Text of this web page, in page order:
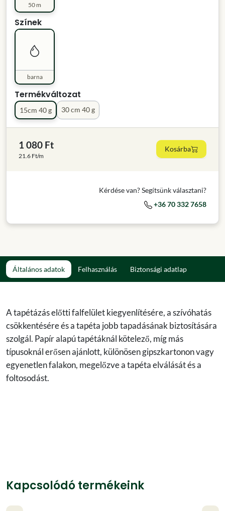
50 m
Színek
barna
Termékváltozat
15cm 40 g 30 cm 40 g
1 080 Ft
21.6 Ft/m
Kosárba
Kérdése van? Segítsünk választani?
+36 70 332 7658
Általános adatok Felhasználás Biztonsági adatlap
A tapétázás előtti falfelület kiegyenlítésére, a szívóhatás
csökkentésére és a tapéta jobb tapadásának biztosítására
szolgál. Papír alapú tapétáknál kötelező, míg más
típusoknál erősen ajánlott, különösen gipszkartonon vagy
egyenetlen falakon, megelőzve a tapéta elválását és a
foltosodást.
Kapcsolódó termékeink